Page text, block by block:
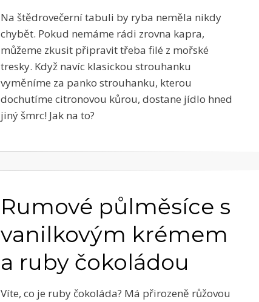
Na štědrovečerní tabuli by ryba neměla nikdy
chybět. Pokud nemáme rádi zrovna kapra,
můžeme zkusit připravit třeba filé z mořské
tresky. Když navíc klasickou strouhanku
vyměníme za panko strouhanku, kterou
dochutíme citronovou kůrou, dostane jídlo hned
jiný šmrc! Jak na to?
Rumové půlměsíce s
vanilkovým krémem
a ruby čokoládou
Víte, co je ruby čokoláda? Má přirozeně růžovou